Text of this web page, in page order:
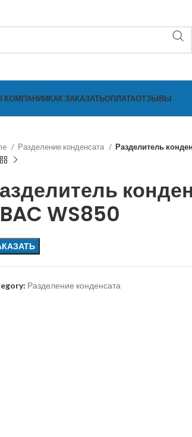
КОМПАНИИКАК ЗАКАЗАТЬОПЛАТАОТЗЫВЫ
Разделение конденсата Разделитель
WS850
Разделение конденсата